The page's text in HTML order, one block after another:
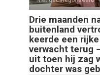
Drie maanden
buitenland
keerde een
verwacht terug
uit toen hij zag
dochter was